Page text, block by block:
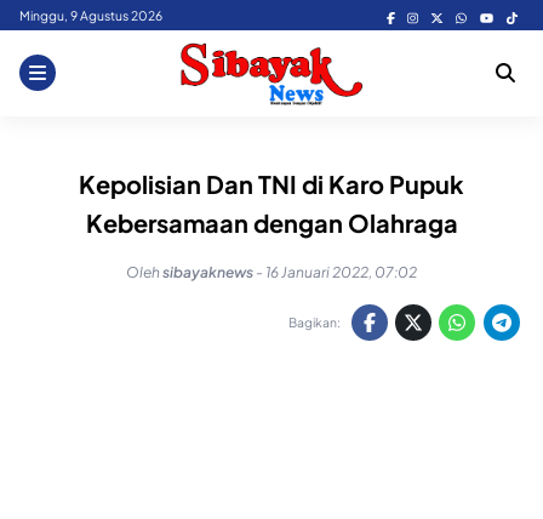
Skip
content
Minggu, 9 Agustus 2026
Kepolisian Dan TNI di Karo Pupuk
Kebersamaan dengan Olahraga
Olehsibayaknews - 16 Januari 2022, 07:02
Bagikan: